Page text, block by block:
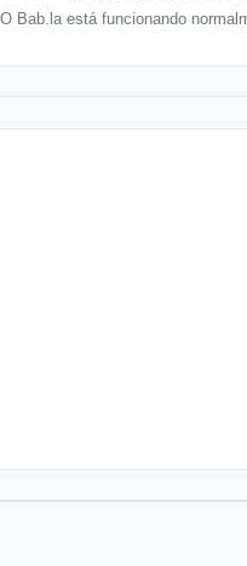
Bab.la está funcionando